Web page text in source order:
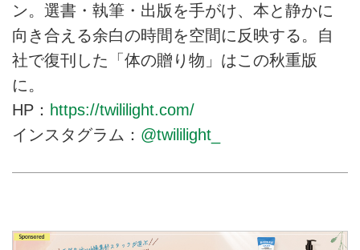
ン。選書・執筆・出版を手がけ、本と静かに
向き合える余白の時間を空間に反映する。自
社で復刊した「体の贈り物」はこの秋重版
に。
HP： https://twililight.com/
インスタグラム： @twililight_